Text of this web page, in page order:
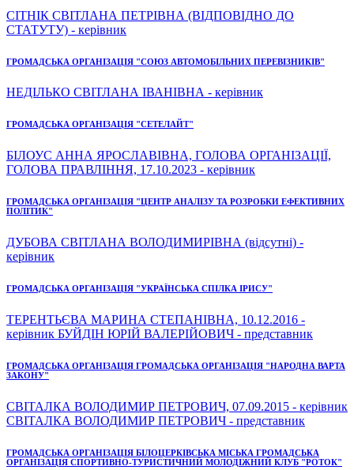
СІТНІК СВІТЛАНА ПЕТРІВНА (ВІДПОВІДНО ДО
СТАТУТУ) - керівник
ГРОМАДСЬКА ОРГАНІЗАЦІЯ "СОЮЗ АВТОМОБІЛЬНИХ ПЕРЕВІЗНИКІВ"
НЕДІЛЬКО СВІТЛАНА ІВАНІВНА - керівник
ГРОМАДСЬКА ОРГАНІЗАЦІЯ "СЕТЕЛАЙТ"
БІЛОУС АННА ЯРОСЛАВІВНА, ГОЛОВА ОРГАНІЗАЦІЇ,
ГОЛОВА ПРАВЛІННЯ, 17.10.2023 - керівник
ГРОМАДСЬКА ОРГАНІЗАЦІЯ "ЦЕНТР АНАЛІЗУ ТА РОЗРОБКИ ЕФЕКТИВНИХ
ПОЛІТИК"
ДУБОВА СВІТЛАНА ВОЛОДИМИРІВНА (відсутні) -
керівник
ГРОМАДСЬКА ОРГАНІЗАЦІЯ "УКРАЇНСЬКА СПІЛКА ІРИСУ"
ТЕРЕНТЬЄВА МАРИНА СТЕПАНІВНА, 10.12.2016 -
керівник БУЙДІН ЮРІЙ ВАЛЕРІЙОВИЧ - представник
ГРОМАДСЬКА ОРГАНІЗАЦІЯ ГРОМАДСЬКА ОРГАНІЗАЦІЯ "НАРОДНА ВАРТА
ЗАКОНУ"
СВІТАЛКА ВОЛОДИМИР ПЕТРОВИЧ, 07.09.2015 - керівник
СВІТАЛКА ВОЛОДИМИР ПЕТРОВИЧ - представник
ГРОМАДСЬКА ОРГАНІЗАЦІЯ БІЛОЦЕРКІВСЬКА МІСЬКА ГРОМАДСЬКА
ОРГАНІЗАЦІЯ СПОРТИВНО-ТУРИСТИЧНИЙ МОЛОДІЖНИЙ КЛУБ "РОТОК"